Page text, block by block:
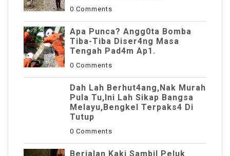
0 Comments
Apa Punca? Angg0ta Bomba
Tiba-Tiba Diser4ng Masa
Tengah Pad4m Ap1.
0 Comments
Dah Lah Berhut4ang,Nak Murah
Pula Tu,Ini Lah Sikap Bangsa
Melayu,Bengkel Terpaks4 Di
Tutup
0 Comments
Berjalan Kaki Sambil Peluk